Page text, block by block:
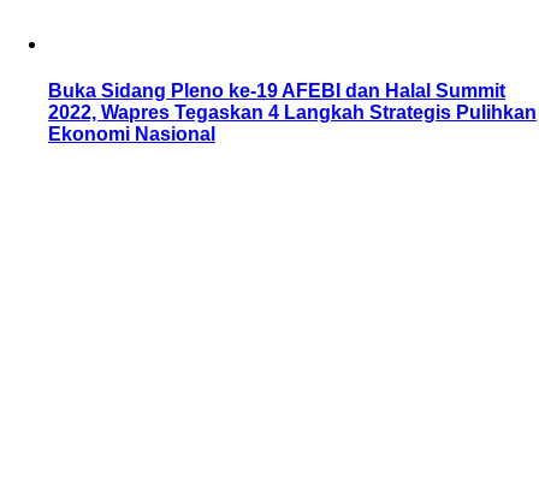
Buka Sidang Pleno ke-19 AFEBI dan Halal Summit
2022, Wapres Tegaskan 4 Langkah Strategis Pulihkan
Ekonomi Nasional